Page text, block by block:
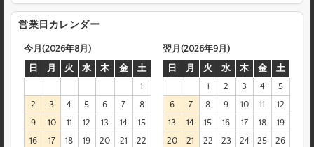
営業日カレンダー
今月(2026年8月)
日
月 火 水 木 金
土
1
2
3 4 5 6 7
8
9
10 11 12 13 14
15
16
17 18 19 20 21
22
翌月(2026年9月)
日
月 火 水 木 金
土
1
2 3 4
5
6
7 8 9 10 11
12
13
14 15 16 17 18
19
20
21 22 23 24 25
26